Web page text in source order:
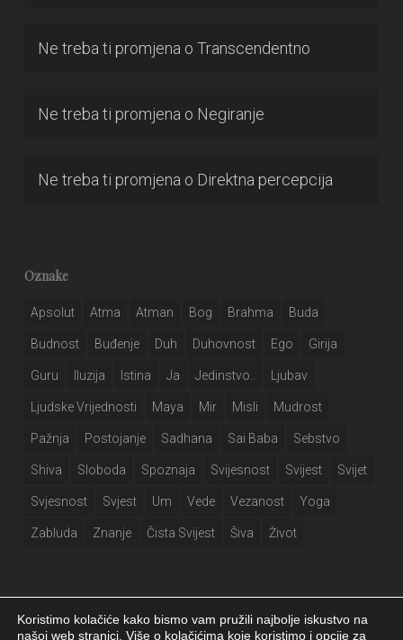
Ne treba ti promjena o Transcendentno
Ne treba ti promjena o Negiranje
Ne treba ti promjena o Direktna percepcija
Oznake
Apsolut Atma Atman Bog Brahma Buda
Budnost Buđenje Duh Duhovnost Ego Girija
Guru Iluzija Istina Ja Jedinstvo.. Ljubav
Ljudske Vrijednosti Maya Mir Misli Mudrost
Pažnja Postojanje Sadhana Sai Baba Sebstvo
Shiva Sloboda Spoznaja Svijesnost Svijest Svijet
Svjesnost Svjest Um Vede Vezanost Yoga
Zabluda Znanje Čista Svijest Šiva Život
Koristimo kolačiće kako bismo vam pružili najbolje iskustvo na
našoj web stranici. Više o kolačićima koje koristimo i opcije za